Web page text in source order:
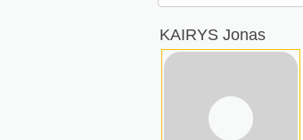
KAIRYS Jonas